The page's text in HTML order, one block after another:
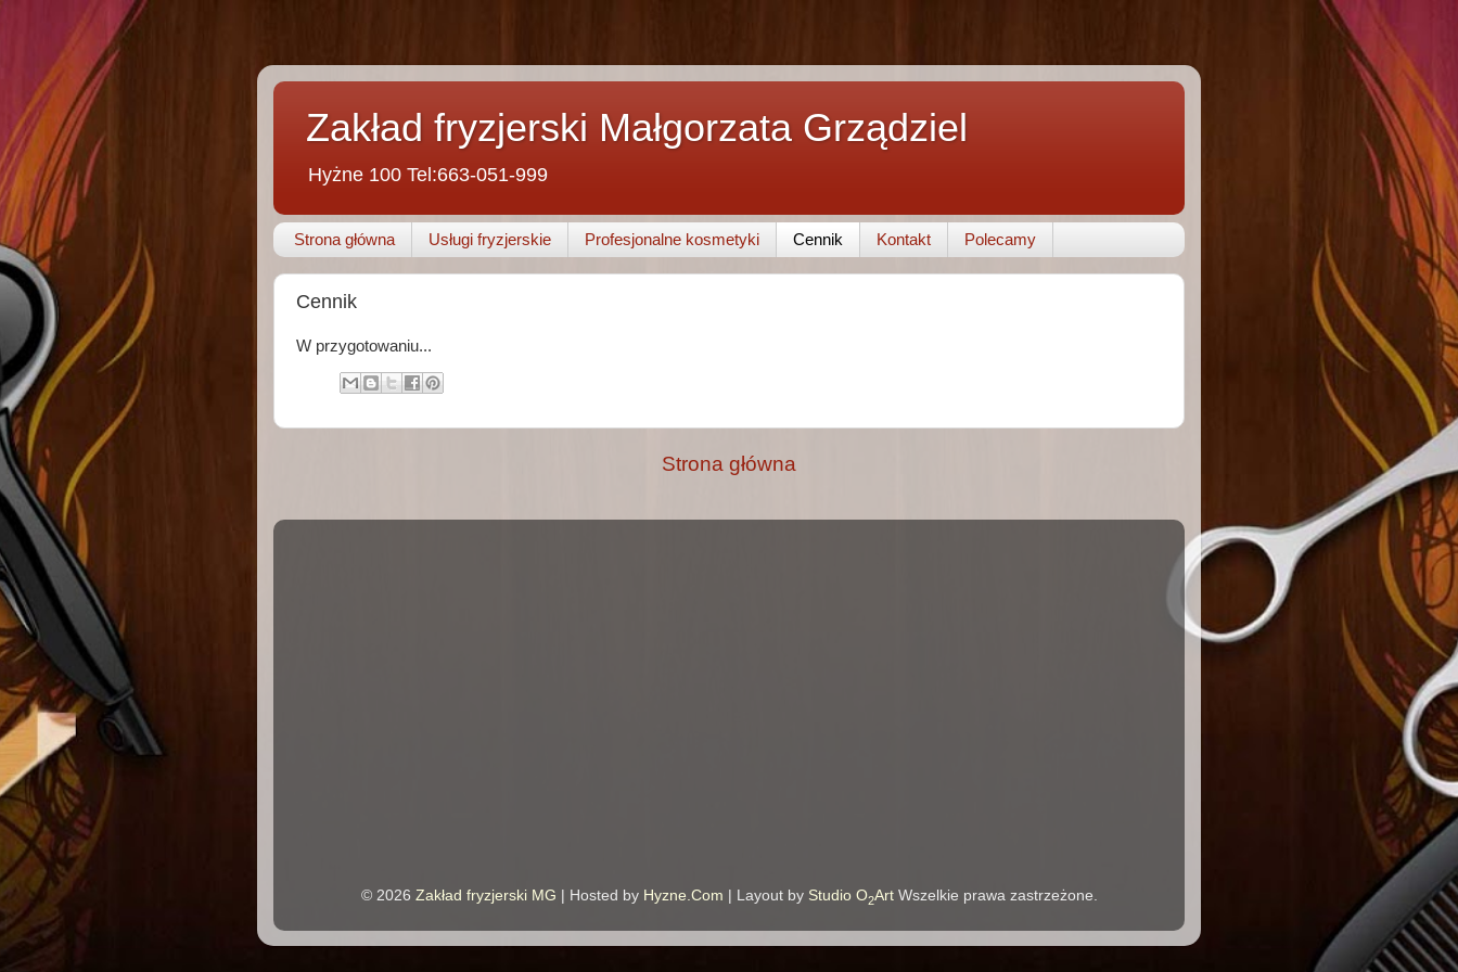
Zakład fryzjerski Małgorzata Grządziel
Hyżne 100 Tel:663-051-999
Strona główna Usługi fryzjerskie Profesjonalne kosmetyki Cennik Kontakt Polecamy
Cennik
W przygotowaniu...
Strona główna
© 2026 Zakład fryzjerski MG | Hosted by Hyzne.Com | Layout by Studio O2ArtWszelkie prawa zastrzeżone.